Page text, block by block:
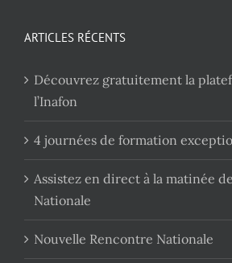
ARTICLES RÉCENTS
Découvrez gratuitement la
l’Inafon
4 journées de formation
Assistez en direct à la matinée
Nationale
Nouvelle Rencontre Nationale